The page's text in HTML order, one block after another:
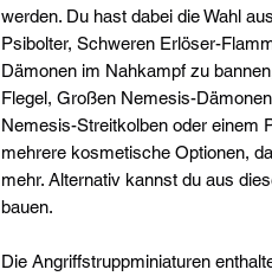
werden. Du hast dabei die Wahl
Psibolter, Schweren Erlöser-
Dämonen im Nahkampf zu
Flegel, Großen Nemesis-
Nemesis-Streitkolben oder einem
mehrere kosmetische Optionen,
mehr. Alternativ kannst du aus
bauen.
Die Angriffstruppminiaturen